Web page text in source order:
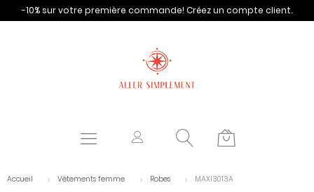
-10% sur votre première commande! Créez un compte client.
Accueil Vêtements femme Robes MAXI3013A